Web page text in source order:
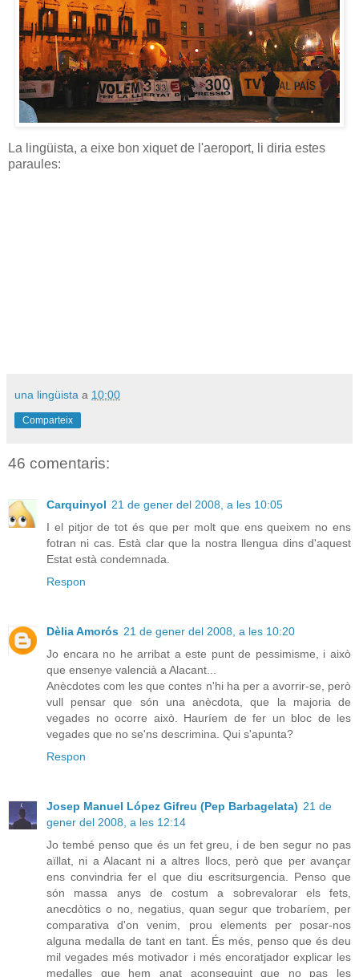
La lingüista, a eixe bon xiquet de l'aeroport, li diria estes
paraules:
una lingüista a 10:00
Comparteix
46 comentaris:
Carquinyol 21 de gener del 2008, a les 10:05
I el pitjor de tot és que per molt que ens queixem no ens
fotran ni cas. Està clar que la nostra llengua dins d'aquest
Estat està condemnada.
Respon
Dèlia Amorós 21 de gener del 2008, a les 10:20
Jo encara no he arribat a este punt de pessimisme, i això
que ensenye valencià a Alacant...
Anècdotes com les que contes n'hi ha per a avorrir-se, però
vull pensar que són una anècdota, que la majoria de
vegades no ocorre això. Hauríem de fer un bloc de les
vegades que no se'ns descrimina. Qui s'apunta?
Respon
Josep Manuel López Gifreu (Pep Barbagelata) 21 de
gener del 2008, a les 12:14
Jo tembé penso que és un fet greu, i de ben segur no pas
aïllat, ni a Alacant ni a altres llocs, però que per avançar
ens convindria fer el que diu escritsurgencia. Penso que
són massa anys de costum a sobrevalorar els fets,
anecdòtics o no, negatius, quan segur que trobaríem, per
comparativa d'on venim, prou elements per posar-nos
alguna medalla de tant en tant. És més, penso que és deu
mil vegades més motivador i més encoratjador explicar les
medalles que hem anat aconseguint que no pas les